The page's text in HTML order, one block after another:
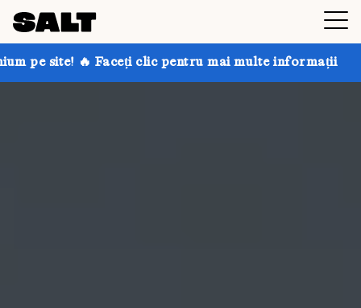
clic pentru mai multe informații Obțineți până